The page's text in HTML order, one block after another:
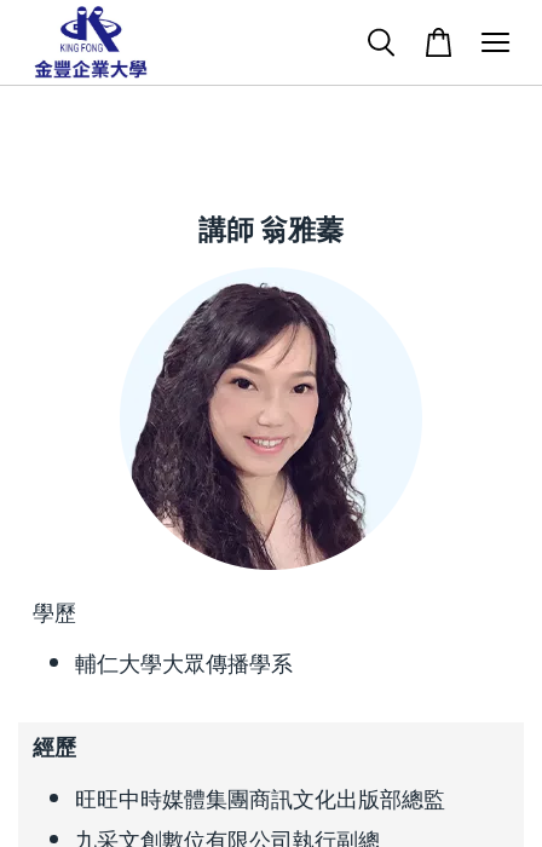
講師 翁雅蓁
學歷
輔仁大學大眾傳播學系
經歷
旺旺中時媒體集團商訊文化出版部總監
九采文創數位有限公司執行副總